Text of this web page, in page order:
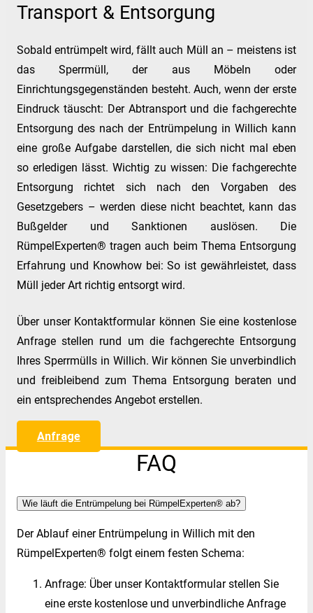
Transport & Entsorgung
Sobald entrümpelt wird, fällt auch Müll an – meistens ist
das Sperrmüll, der aus Möbeln oder
Einrichtungsgegenständen besteht. Auch, wenn der erste
Eindruck täuscht: Der Abtransport und die fachgerechte
Entsorgung des nach der Entrümpelung in Willich kann
eine große Aufgabe darstellen, die sich nicht mal eben
so erledigen lässt. Wichtig zu wissen: Die fachgerechte
Entsorgung richtet sich nach den Vorgaben des
Gesetzgebers – werden diese nicht beachtet, kann das
Bußgelder und Sanktionen auslösen. Die
RümpelExperten® tragen auch beim Thema Entsorgung
Erfahrung und Knowhow bei: So ist gewährleistet, dass
Müll jeder Art richtig entsorgt wird.
Über unser Kontaktformular können Sie eine kostenlose
Anfrage stellen rund um die fachgerechte Entsorgung
Ihres Sperrmülls in Willich. Wir können Sie unverbindlich
und freibleibend zum Thema Entsorgung beraten und
ein entsprechendes Angebot erstellen.
Anfrage
FAQ
Wie läuft die Entrümpelung bei RümpelExperten® ab?
Der Ablauf einer Entrümpelung in Willich mit den
RümpelExperten® folgt einem festen Schema:
Anfrage: Über unser Kontaktformular stellen Sie
eine erste kostenlose und unverbindliche Anfrage